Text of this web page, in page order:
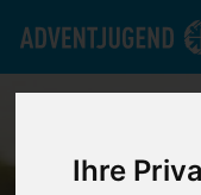
Ihre